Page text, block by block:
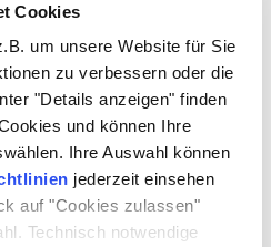
Cookies
um unsere Website für Sie
zu verbessern oder die
"Details anzeigen" finden
und können Ihre
Ihre Auswahl können
jederzeit einsehen
auf "Cookies zulassen"
Technisch notwendige